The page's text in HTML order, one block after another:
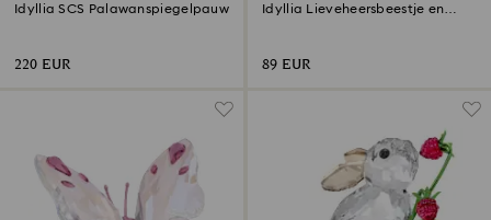
Idyllia SCS Palawanspiegelpauw
220 EUR
Idyllia Lieveheersbeestje en
89 EUR